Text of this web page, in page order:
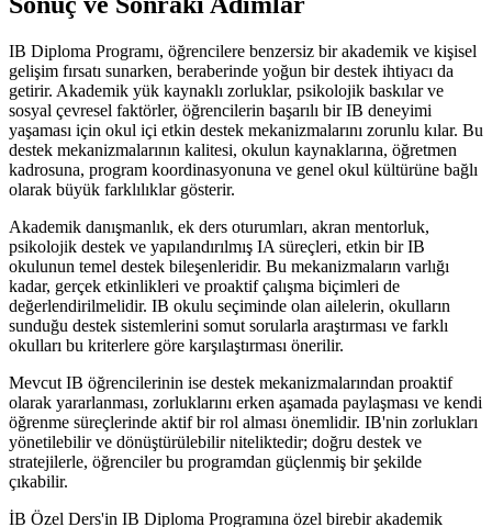
IB Diploma Programı, öğrencilere benzersiz bir akademik ve kişisel
gelişim fırsatı sunarken, beraberinde yoğun bir destek ihtiyacı da
getirir. Akademik yük kaynaklı zorluklar, psikolojik baskılar ve
sosyal çevresel faktörler, öğrencilerin başarılı bir IB deneyimi
yaşaması için okul içi etkin destek mekanizmalarını zorunlu kılar. Bu
destek mekanizmalarının kalitesi, okulun kaynaklarına, öğretmen
kadrosuna, program koordinasyonuna ve genel okul kültürüne bağlı
olarak büyük farklılıklar gösterir.
Akademik danışmanlık, ek ders oturumları, akran mentorluk,
psikolojik destek ve yapılandırılmış IA süreçleri, etkin bir IB
okulunun temel destek bileşenleridir. Bu mekanizmaların varlığı
kadar, gerçek etkinlikleri ve proaktif çalışma biçimleri de
değerlendirilmelidir. IB okulu seçiminde olan ailelerin, okulların
sunduğu destek sistemlerini somut sorularla araştırması ve farklı
okulları bu kriterlere göre karşılaştırması önerilir.
Mevcut IB öğrencilerinin ise destek mekanizmalarından proaktif
olarak yararlanması, zorluklarını erken aşamada paylaşması ve kendi
öğrenme süreçlerinde aktif bir rol alması önemlidir. IB'nin zorlukları
yönetilebilir ve dönüştürülebilir niteliktedir; doğru destek ve
stratejilerle, öğrenciler bu programdan güçlenmiş bir şekilde
çıkabilir.
İB Özel Ders'in IB Diploma Programına özel birebir akademik